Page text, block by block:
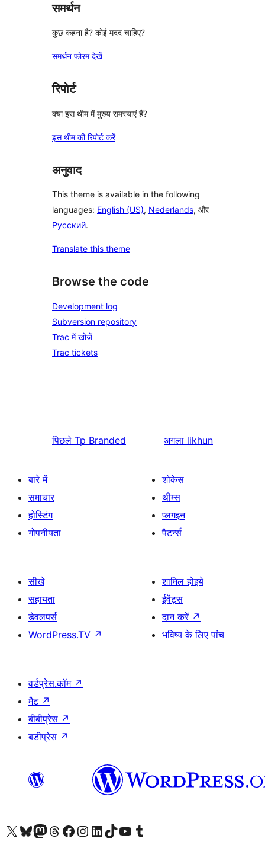
समर्थन
कुछ कहना है? कोई मदद चाहिए?
समर्थन फोरम देखें
रिपोर्ट
क्या इस थीम में मुख्य समस्याएं हैं?
इस थीम की रिपोर्ट करें
अनुवाद
This theme is available in the following
languages: English (US), Nederlands, और
Русский.
Translate this theme
Browse the code
Development log
Subversion repository
Trac में खोजें
Trac tickets
पिछले Tp Branded अगला likhun
बारे में
समाचार
होस्टिंग
गोपनीयता
शोकेस
थीम्स
प्लगइन
पैटर्न्स
सीखे
सहायता
डेवलपर्स
WordPress.TV ↗
शामिल होइये
ईवेंट्स
दान करें ↗
भविष्य के लिए पांच
वर्डप्रेस.कॉम ↗
मैट ↗
बीबीप्रेस ↗
बडीप्रेस ↗
Visit our X (formerly Twitter) account
हमारे बलुस्की खाते पर जाएँVisit our Mastodon account
हमारे थ्रेड्स अकाउंट पर जाएंहमारे फेसबुक पेज पर जाएँहमारे इंस्टाग्राम अकाउंट पर जाएंहमारे लिंक्डइन खाते पर जाएँहमारे टिकटॉक खाते पर जाएँहमारे यूट्यूब चैनल पर जाएंहमारे Tumblr खाते पर जाएँ